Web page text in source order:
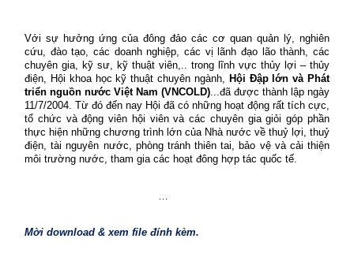
Với sự hưởng ứng của đông đảo các cơ quan quản lý, nghiên
cứu, đào tạo, các doanh nghiệp, các vị lãnh đạo lão thành, các
chuyên gia, kỹ sư, kỹ thuật viên,.. trong lĩnh vực thủy lợi – thủy
điện, Hội khoa học kỹ thuật chuyên ngành, Hội Đập lớn và Phát
triển nguồn nước Việt Nam (VNCOLD)...đã được thành lập ngày
11/7/2004. Từ đó đến nay Hội đã có những hoạt động rất tích cực,
tổ chức và động viên hội viên và các chuyên gia giỏi góp phần
thực hiện những chương trình lớn của Nhà nước về thuỷ lợi, thuỷ
điện, tài nguyên nước, phòng tránh thiên tai, bảo vệ và cải thiện
môi trường nước, tham gia các hoạt đông hợp tác quốc tế.
…
Mời download & xem file đính kèm.